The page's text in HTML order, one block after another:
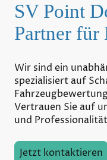
SV Point
Partner für
Wir sind ein
spezialisiert auf
Vertrauen Sie auf
und
Jetzt kontaktieren